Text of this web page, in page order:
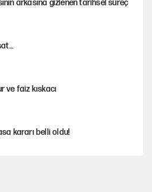
arkasına gizlenen tarihsel süreç
ve faiz kıskacı
kararı belli oldu!